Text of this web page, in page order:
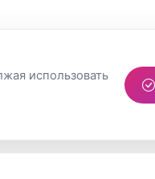
использовать